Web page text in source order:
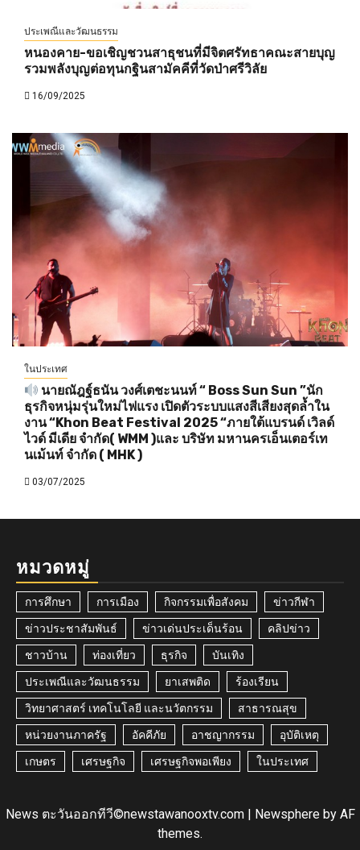
ประเพณีและวัฒนธรรม
หนองคาย-ขอเชิญชวนสาธุชนที่มีจิตศรัทธาคณะสายบุญ
รวมพลังบุญต่อทุนกฐินสามัคคีที่วัดป่าศรีวิลัย
16/09/2025
ในประเทศ
นายณัฎฐ์ธนัน วงศ์เตชะนนท์ “ Boss Sun Sun ”นัก
ธุรกิจหนุ่มรุ่นใหม่ไฟแรง เปิดตัวระบบแสงสีเสียงสุดล้ำใน
งาน “Khon Beat Festival 2025 “ภายใต้แบรนด์ เวิลด์
ไวด์ มีเดีย จำกัด( WMM )และ บริษัท มหานครเอ็นเตอร์เท
นเม้นท์ จำกัด ( MHK )
03/07/2025
หมวดหมู่
การศึกษา การเมือง กิจกรรมเพื่อสังคม ข่าวกีฬา
ข่าวประชาสัมพันธ์ ข่าวเด่นประเด็นร้อน คลิปข่าว
ชาวบ้าน ท่องเที่ยว ธุรกิจ บันเทิง
ประเพณีและวัฒนธรรม ยาเสพติด ร้องเรียน
วิทยาศาสตร์ เทคโนโลยี และนวัตกรรม สาธารณสุข
หน่วยงานภาครัฐ อัคคีภัย อาชญากรรม อุบัติเหตุ
เกษตร เศรษฐกิจ เศรษฐกิจพอเพียง ในประเทศ
News ตะวันออกทีวี©newstawanooxtv.com | Newsphereby AF
themes.